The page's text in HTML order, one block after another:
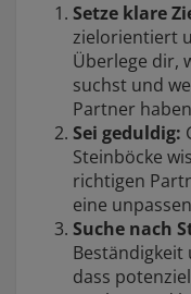
Setze klare
zielorientiert
Überlege dir,
suchst und
Partner
Sei geduldig:
Steinböcke
richtigen
eine
Suche nach
Beständigkeit
dass